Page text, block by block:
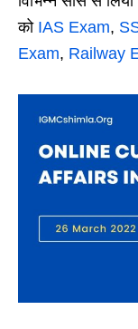
को IAS Exam,
Exam, Railway